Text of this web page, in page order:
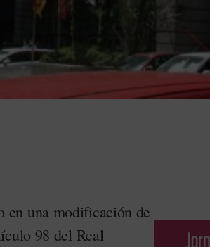
en una modificación de
98 del Real